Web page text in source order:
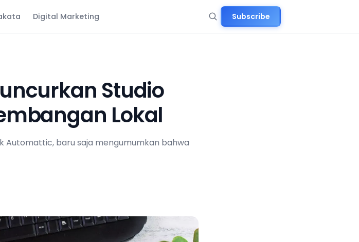
Digital Marketing Subscribe
Studio
Lokal
Automattic, baru saja mengumumkan bahwa